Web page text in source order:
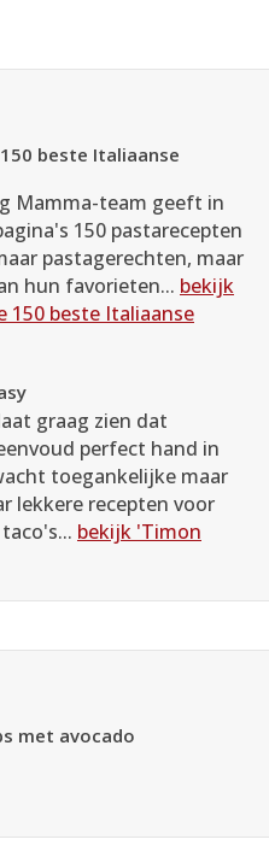
beste Italiaanse
Mamma-team geeft in
150 pastarecepten
pastagerechten, maar
hun favorieten... bekijk
150 beste Italiaanse
graag zien dat
perfect hand in
toegankelijke maar
lekkere recepten voor
bekijk 'Timon
met avocado